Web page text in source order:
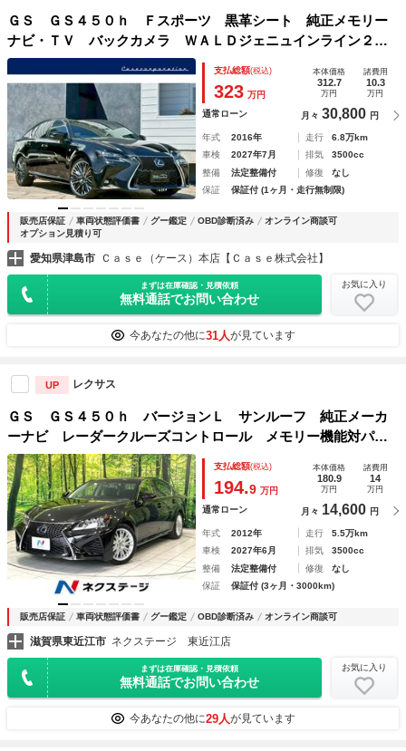
ＧＳ ＧＳ４５０ｈ Ｆスポーツ 黒革シート 純正メモリー
ナビ・ＴＶ バックカメラ ＷＡＬＤジェニュインライン２０
インチＡＷ シートヒーター／ベンチレーション ステアリン
グヒーター ３眼ＬＥＤヘッドライト パワーシート ＥＴＣ
２．０
支払総額(税込)
323 万円
本体価格
312.7
万円
諸費用
10.3
万円
通常ローン 月々 30,800 円
年式 2016年 走行
6.8万km
車検
2027年7月 排気
3500cc
整備
法定整備付 修復
なし
保証
保証付 (1ヶ月・走行無制限)
販売店保証 車両状態評価書 グー鑑定 OBD診断済み
オンライン商談可
オプション見積り可
愛知県津島市 Ｃａｓｅ（ケース）本店【Ｃａｓｅ株式会社】
まずは在庫確認・見積依頼
無料通話でお問い合わせ
お気に入り
今あなたの他に31人が見ています
UP レクサス
ＧＳ ＧＳ４５０ｈ バージョンＬ サンルーフ 純正メーカ
ーナビ レーダークルーズコントロール メモリー機能対パワ
ーシート ベンチレーション サンシェード 禁煙 ＬＥＤヘ
ッド Ｂｌｕｅｔｏｏｔｈ オートブレーキホールド ＥＴＣ
支払総額(税込)
194.9 万円
本体価格
180.9
万円
諸費用
14
万円
通常ローン 月々 14,600 円
年式 2012年 走行
5.5万km
車検
2027年6月 排気
3500cc
整備
法定整備付 修復
なし
保証
保証付 (3ヶ月・3000km)
販売店保証 車両状態評価書 グー鑑定 OBD診断済み オンライン商談可
滋賀県東近江市 ネクステージ 東近江店
まずは在庫確認・見積依頼
無料通話でお問い合わせ
お気に入り
今あなたの他に29人が見ています